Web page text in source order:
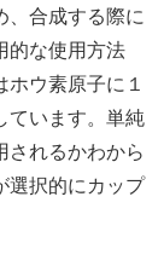
、合成する際に
的な使用方法
ウ素原子に１
ています。単純
されるかわから
選択的にカップ